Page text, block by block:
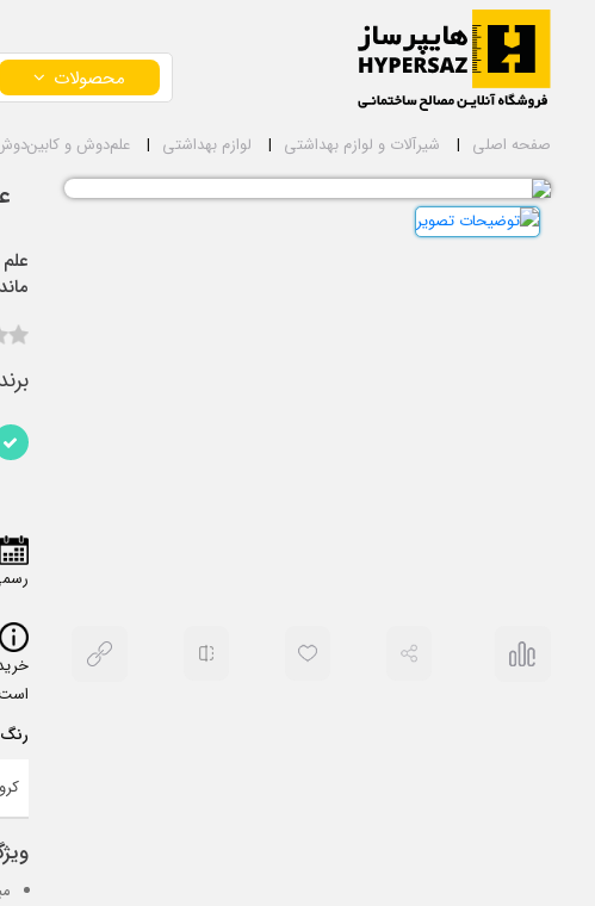
محصولات
صفحه اصلی شیرآلات و لوازم بهداشتی لوازم بهداشتی علم‌دوش و
کروم/